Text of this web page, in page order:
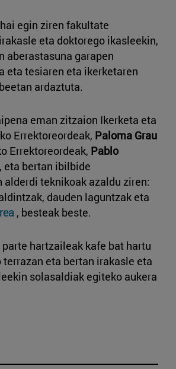
egin ziren fakultate
eta doktorego ikasleekin,
aberastasuna garapen
eta tesiaren eta ikerketaren
ardaztuta.
eman zitzaion Ikerketa eta
Errektoreordeak, Paloma Grau
Errektoreordeak, Pablo
, eta bertan ibilbide
alderdi teknikoak azaldu ziren:
dauden laguntzak eta
, besteak beste.
hartzaileak kafe bat hartu
terrazan eta bertan irakasle eta
solasaldiak egiteko aukera